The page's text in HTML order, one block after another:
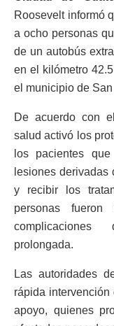
Roosevelt informó
a ocho personas
de un autobús
en el kilómetro
el municipio de
De acuerdo con
salud activó los
los pacientes
lesiones derivadas
y recibir los
personas
complicaciones
prolongada.
Las autoridades
rápida
apoyo, quienes